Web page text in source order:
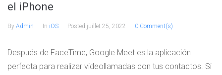
el iPhone
By Admin In iOS Posted juillet 25, 2022 0 Comment(s)
Después de FaceTime, Google Meet es la aplicación
perfecta para realizar videollamadas con tus contactos. Si